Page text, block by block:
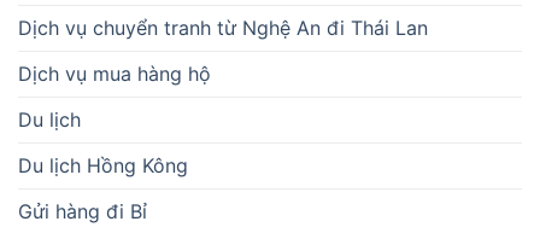
Dịch vụ chuyển tranh từ Nghệ An đi Thái Lan
Dịch vụ mua hàng hộ
Du lịch
Du lịch Hồng Kông
Gửi hàng đi Bỉ